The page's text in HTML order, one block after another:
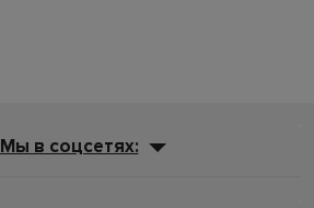
Мы в соцсетях: